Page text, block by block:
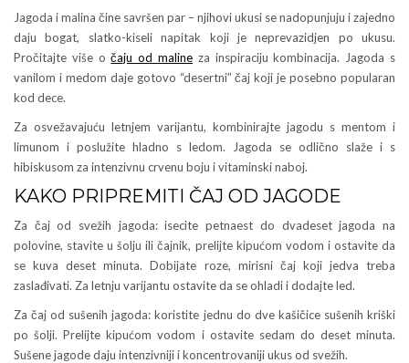
Jagoda i malina čine savršen par – njihovi ukusi se nadopunjuju i zajedno
daju bogat, slatko-kiseli napitak koji je neprevazidjen po ukusu.
Pročitajte više očaju od maline za inspiraciju kombinacija. Jagoda s
vanilom i medom daje gotovo “desertni” čaj koji je posebno popularan
kod dece.
Za osvežavajuću letnjem varijantu, kombinirajte jagodu s mentom i
limunom i poslužite hladno s ledom. Jagoda se odlično slaže i s
hibiskusom za intenzivnu crvenu boju i vitaminski naboj.
KAKO PRIPREMITI ČAJ OD JAGODE
Za čaj od svežih jagoda: isecite petnaest do dvadeset jagoda na
polovine, stavite u šolju ili čajnik, prelijte kipućom vodom i ostavite da
se kuva deset minuta. Dobijate roze, mirisni čaj koji jedva treba
zaslađivati. Za letnju varijantu ostavite da se ohladi i dodajte led.
Za čaj od sušenih jagoda: koristite jednu do dve kašičice sušenih kriški
po šolji. Prelijte kipućom vodom i ostavite sedam do deset minuta.
Sušene jagode daju intenzivniji i koncentrovaniji ukus od svežih.